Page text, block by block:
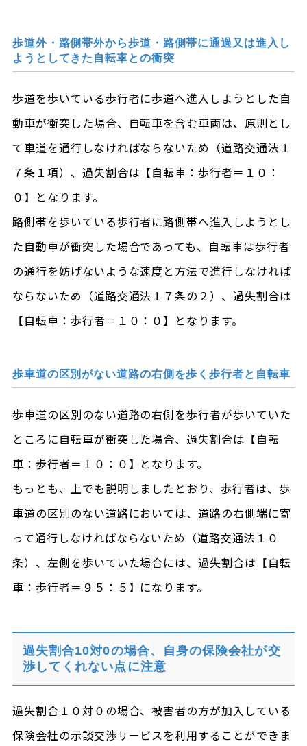
歩道外・路側帯外から歩道・路側帯に通過又は進入し
ようとしてきた自転車との衝突
歩道を歩いている歩行者に歩道へ進入しようとした自
動車が衝突した場合、自転車を含む車両は、原則とし
て車道を通行しなければならないため（道路交通法１
７条１項）、過失割合は【自転車：歩行者＝１０：
０】となります。
路側帯を歩いている歩行者に路側帯へ進入しようとし
た自動車が衝突した場合であっても、自転車は歩行者
の通行を妨げないような速度と方法で進行しなければ
ならないため（道路交通法１７条の２）、過失割合は
【自転車：歩行者＝１０：０】となります。
歩車道の区別がない道路の右側を歩く歩行者と自転車
歩車道の区別のない道路の右側を歩行者が歩いていた
ところに自転車が衝突した場合、過失割合は【自転
車：歩行者＝１０：０】となります。
もっとも、上でも説明しましたとおり、歩行者は、歩
車道の区別のない道路においては、道路の右側端に寄
って通行しなければならないため（道路交通法１０
条）、左側を歩いていた場合には、過失割合は【自転
車：歩行者＝９５：５】になります。
過失割合10対0の場合、自身の保険会社が交
渉してくれない点に注意
過失割合１０対０の場合、被害者の方が加入している
保険会社の示談交渉サービスを利用することができま